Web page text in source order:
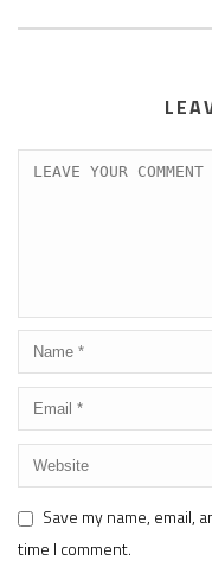
Save my name, email,
time I comment.